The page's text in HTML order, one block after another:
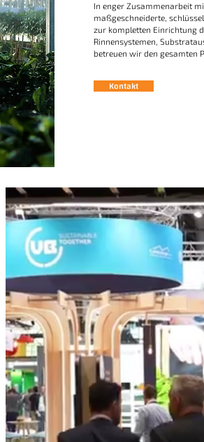
In enger Zusammenarbeit
maßgeschneiderte,
zur kompletten Einrichtung
Rinnensystemen,
betreuen wir den gesamten
Kontakt